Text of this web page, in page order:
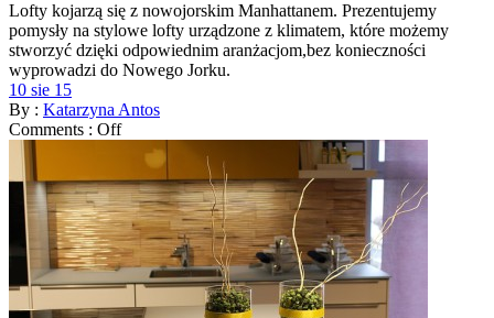
Lofty kojarzą się z nowojorskim Manhattanem. Prezentujemy
pomysły na stylowe lofty urządzone z klimatem, które możemy
stworzyć dzięki odpowiednim aranżacjom,bez konieczności
wyprowadzi do Nowego Jorku.
10 sie 15
By : Katarzyna Antos
Comments : Off